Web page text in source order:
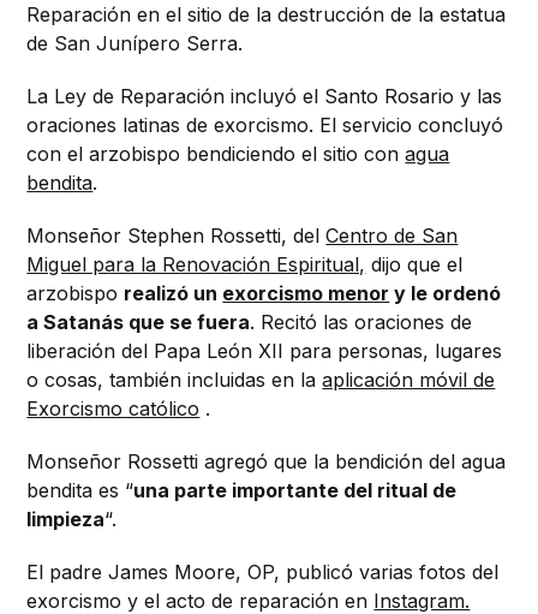
Reparación en el sitio de la destrucción de la estatua
de San Junípero Serra.
La Ley de Reparación incluyó el Santo Rosario y las
oraciones latinas de exorcismo. El servicio concluyó
con el arzobispo bendiciendo el sitio conagua
bendita.
Monseñor Stephen Rossetti, delCentro de San
Miguel para la Renovación Espiritual, dijo que el
arzobispo realizó un exorcismo menor y le ordenó
a Satanás que se fuera. Recitó las oraciones de
liberación del Papa León XII para personas, lugares
o cosas, también incluidas en laaplicación móvil de
Exorcismo católico .
Monseñor Rossetti agregó que la bendición del agua
bendita es “una parte importante del ritual de
limpieza“.
El padre James Moore, OP, publicó varias fotos del
exorcismo y el acto de reparación en Instagram.